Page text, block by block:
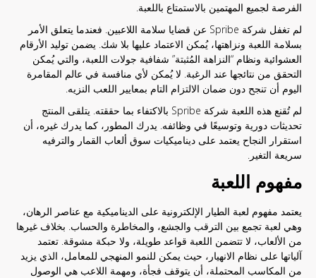
الفرصة لجميع المهتمين بالاستمتاع باللعبة.
لم تغفل شركة Spribe عن قضايا سلامة اللاعبين. فعندما يتعلق الأمر
بسلامة اللعبة ونزاهتها، يُمكن الاعتماد عليها بلا شك. يضمن توليد الأرقام
العشوائية ونظام “النزاهة المُثبتة” شفافية جولات اللعبة، والتي يُمكن
التحقق من نتائجها عند الرغبة. لا يُمكن لأي منافسة في عالم المقامرة
اليوم أن تنجح دون ضمان الالتزام التام بمعايير اللعب النزيه.
لم تُقنع هذه اللعبة شركة Spribe بالاكتفاء بما حققته. يتلقى المنتج
تحديثات دورية وتوسيعًا في وظائفه. يدرك المطور، كما يدرك غيره، أن
استقرار النجاح يعتمد على ديناميكيات سوق ألعاب القمار والترفيه
سريعة التغير.
مفهوم اللعبة
يعتمد مفهوم لعبة الطيار الإلكترونية على الديناميكية مع عناصر الرهان،
وهي لعبة تجمع بين الترقب والجشع، والمخاطرة والحساب. بخلاف غيرها
من الألعاب، لا تتضمن اللعبة قواعد طويلة، ولا حبكة مشوقة. تعتمد
آلياتها على نظام الانهيار، حيث يمكن للنمو المنهجي للمعامل، الذي يزيد
من المكاسب المحتملة، أن يتوقف فجأة، ومهمة اللاعب هي الوصول